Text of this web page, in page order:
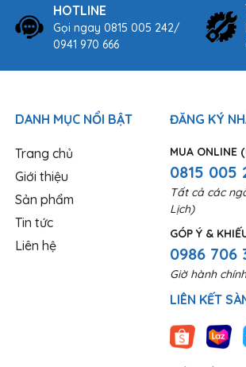
HOTLINE
Gọi ngay 0815 005 242/
0941 970 666
DANH MỤC NỔI BẬT
Trang chủ
Giới thiệu
Sản phẩm
Tin tức
Liên hệ
ĐĂNG KÝ
MUA ONLINE
0815 005
Tất cả các
Lịch)
GÓP Ý &
0986 706
Giờ hành
LIÊN KẾT